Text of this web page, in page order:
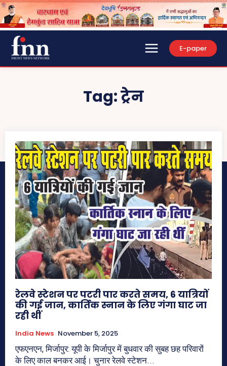
E-paper
Tag:ट्रेन
रेलवे स्‍टेशन पर पटरी पार करते समय, 6 यात्रियों
की गई जान, कार्तिक स्नान के लिए गंगा घाट जा
रही थीं
India News November 5, 2025
एफएनएन, मिर्जापुर: यूपी के मिर्जापुर में बुधवार की सुबह छह परिवारों
के लिए काल बनकर आई। चुनार रेलवे स्‍टेशन...